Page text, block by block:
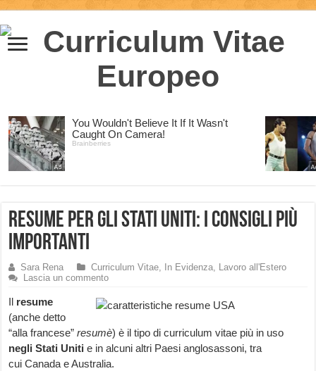
Resume per gli Stati Uniti: i consigli più
importanti
Sara Rena Curriculum Vitae, In Evidenza, Lavoro all'Estero
Lascia un commento
Il resume
(anche detto
“alla francese” resumè) è il tipo di curriculum vitae più in uso
negli Stati Uniti e in alcuni altri Paesi anglosassoni, tra
cui Canada e Australia.